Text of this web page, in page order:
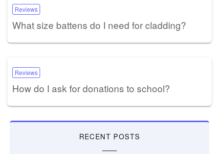
Reviews
What size battens do I need for cladding?
Reviews
How do I ask for donations to school?
RECENT POSTS